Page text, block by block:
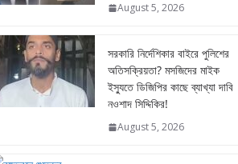
August 5, 2026
সরকারি নির্দেশিকার বাইরে পুলিশের
অতিসক্রিয়তা? মসজিদের মাইক
ইস্যুতে ডিজিপির কাছে ব্যাখ্যা দাবি
নওশাদ সিদ্দিকির!
August 5, 2026